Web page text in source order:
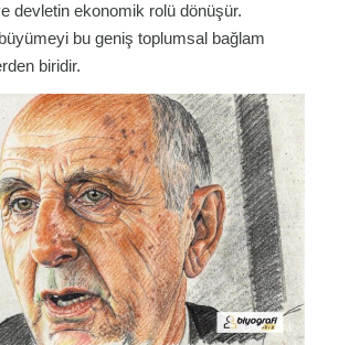
devletin ekonomik rolü dönüşür.
bu geniş toplumsal bağlam
biridir.